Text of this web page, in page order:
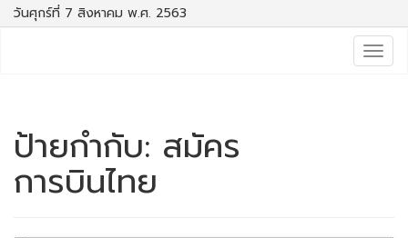
วันศุกร์ที่ 7 สิงหาคม พ.ศ. 2563
ป้ายกำกับ: สมัคร
การบินไทย